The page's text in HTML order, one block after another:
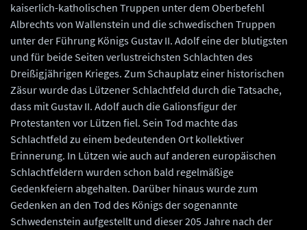
kaiserlich-katholischen Truppen unter dem Oberbefehl
Albrechts von Wallenstein und die schwedischen Truppen
unter der Führung Königs Gustav II. Adolf eine der blutigsten
und für beide Seiten verlustreichsten Schlachten des
Dreißigjährigen Krieges. Zum Schauplatz einer historischen
Zäsur wurde das Lützener Schlachtfeld durch die Tatsache,
dass mit Gustav II. Adolf auch die Galionsfigur der
Protestanten vor Lützen fiel. Sein Tod machte das
Schlachtfeld zu einem bedeutenden Ort kollektiver
Erinnerung. In Lützen wie auch auf anderen europäischen
Schlachtfeldern wurden schon bald regelmäßige
Gedenkfeiern abgehalten. Darüber hinaus wurde zum
Gedenken an den Tod des Königs der sogenannte
Schwedenstein aufgestellt und dieser 205 Jahre nach der